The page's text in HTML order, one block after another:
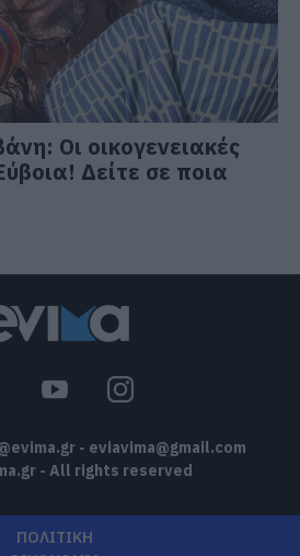
Οι οικογενειακές
Δείτε σε ποια
- eviavima@gmail.com
- All rights reserved
ΠΟΛΙΤΙΚΗ